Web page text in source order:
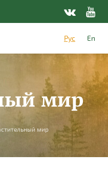
Рус
En
мир
мир